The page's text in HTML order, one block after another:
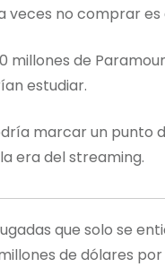
veces no comprar
millones de
estudiar.
marcar un punto
era del streaming.
que solo se
de dólares